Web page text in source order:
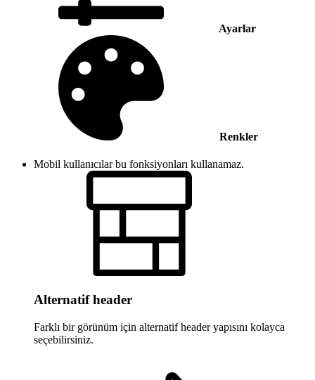
Ayarlar
Renkler
Mobil kullanıcılar bu fonksiyonları kullanamaz.
Alternatif header
Farklı bir görünüm için alternatif header yapısını kolayca
seçebilirsiniz.